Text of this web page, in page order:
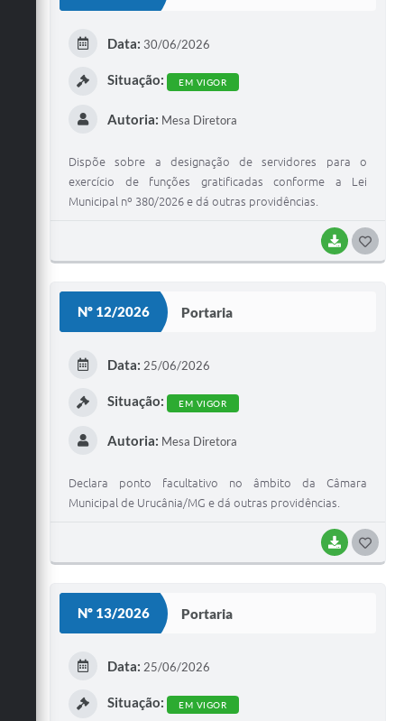
BAIXAR
Data: 30/06/2026
Situação: EM VIGOR
Autoria: Mesa Diretora
Dispõe sobre a designação de servidores para o
exercício de funções gratificadas conforme a Lei
Municipal nº 380/2026 e dá outras providências.
Nº 12/2026 Portaria
BAIXAR
Data: 25/06/2026
Situação: EM VIGOR
Autoria: Mesa Diretora
Declara ponto facultativo no âmbito da Câmara
Municipal de Urucânia/MG e dá outras providências.
Nº 13/2026 Portaria
Data: 25/06/2026
Situação: EM VIGOR